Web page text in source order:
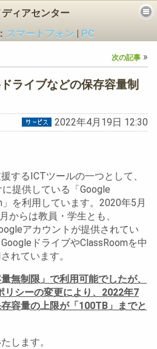
ィアセンター
スマートフォン
PC
次の記事 »
ライブなどの保存容量制
2022年4月19日 12:30
するICTツールの一つとして、
提供している「Google
を利用しています。2020年5月
からは教員・学生とも、
アカウントが提供されてい
ドライブやClassRoomを中
れています。
無制限」で利用可能でしたが、
リシーの変更により、2022年7
容量の上限が「100TB」までと
します。